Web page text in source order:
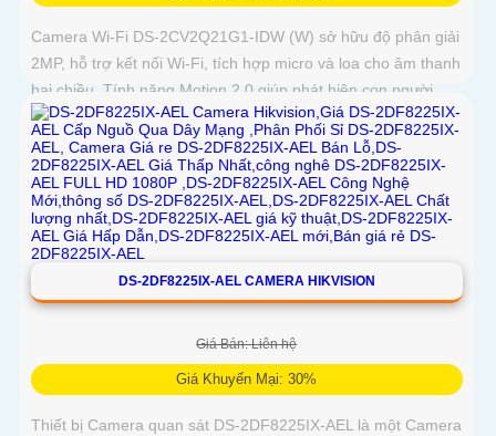
Camera Wi-Fi DS-2CV2Q21G1-IDW (W) sở hữu độ phân giải
2MP, hỗ trợ kết nối Wi-Fi, tích hợp micro và loa cho âm thanh
hai chiều. Tính năng Motion 2.0 giúp phát hiện con người
chính xác
DS-2DF8225IX-AEL CAMERA HIKVISION
Giá Bán: Liên hệ
Giá Khuyến Mại: 30%
Thiết bị Camera quan sát DS-2DF8225IX-AEL là một Camera